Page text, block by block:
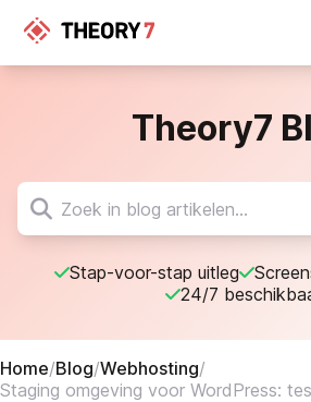
Theory7
Stap-voor-stap uitleg
24/7
Home/Blog/Webhosting/
Staging omgeving voor WordPress: